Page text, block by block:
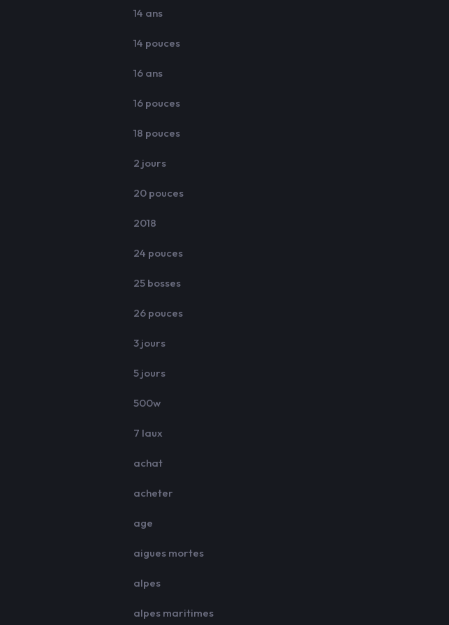
14 ans
14 pouces
16 ans
16 pouces
18 pouces
2 jours
20 pouces
2018
24 pouces
25 bosses
26 pouces
3 jours
5 jours
500w
7 laux
achat
acheter
age
aigues mortes
alpes
alpes maritimes